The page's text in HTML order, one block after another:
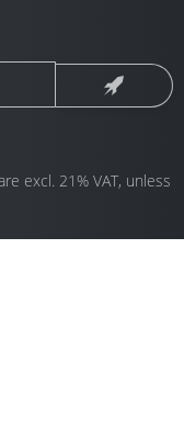
excl. 21% VAT, unless